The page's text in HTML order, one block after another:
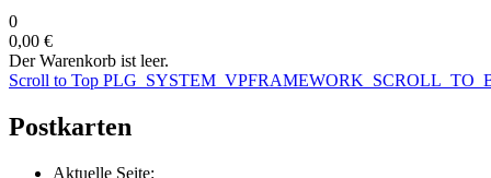
0
0,00 €
Der Warenkorb ist leer.
Scroll to Top
Postkarten
Aktuelle Seite: